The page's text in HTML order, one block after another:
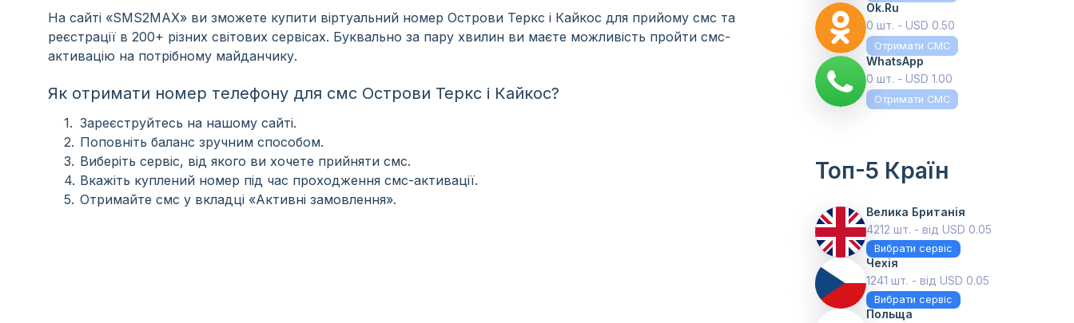
На сайті «SMS2MAX» ви зможете купити віртуальний номер Острови Теркс і Кайкос для прийому смс та
реєстрації в 200+ різних світових сервісах. Буквально за пару хвилин ви маєте можливість пройти смс-
активацію на потрібному майданчику.
Як отримати номер телефону для смс Острови Теркс і Кайкос?
Зареєструйтесь на нашому сайті.
Поповніть баланс зручним способом.
Виберіть сервіс, від якого ви хочете прийняти смс.
Вкажіть куплений номер під час проходження смс-активації.
Отримайте смс у вкладці «Активні замовлення».
Ok.ru
0 шт. - USD 0.50
Отримати СМС
WhatsApp
0 шт. - USD 1.00
Отримати СМС
Топ-5 Країн
Велика Британія
4212 шт. - від USD 0.05
Вибрати сервіс
Чехія
1241 шт. - від USD 0.05
Вибрати сервіс
Польща